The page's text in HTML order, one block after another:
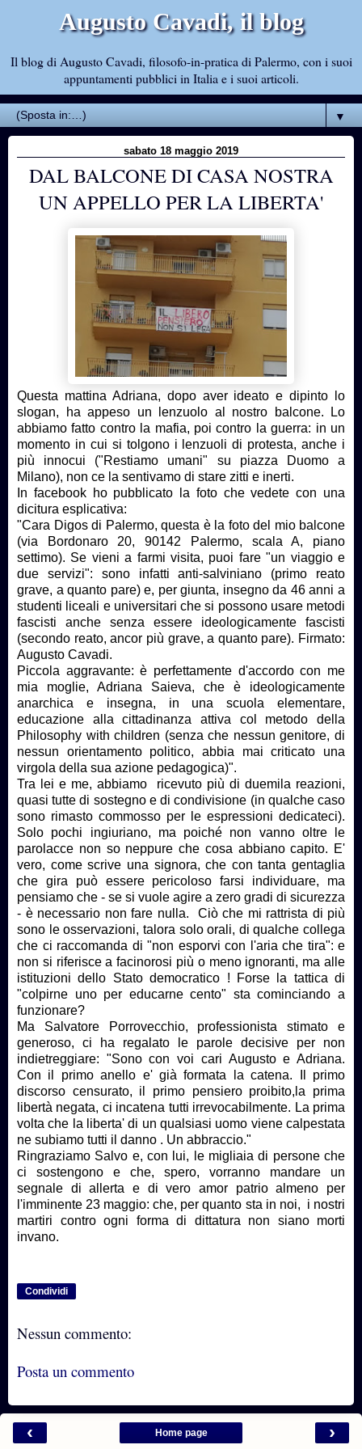
Augusto Cavadi, il blog
Il blog di Augusto Cavadi, filosofo-in-pratica di Palermo, con i suoi
appuntamenti pubblici in Italia e i suoi articoli.
▼
sabato 18 maggio 2019
DAL BALCONE DI CASA NOSTRA
UN APPELLO PER LA LIBERTA'
Questa mattina Adriana, dopo aver ideato e dipinto lo
slogan, ha appeso un lenzuolo al nostro balcone. Lo
abbiamo fatto contro la mafia, poi contro la guerra: in un
momento in cui si tolgono i lenzuoli di protesta, anche i
più innocui ("Restiamo umani" su piazza Duomo a
Milano), non ce la sentivamo di stare zitti e inerti.
In facebook ho pubblicato la foto che vedete con una
dicitura esplicativa:
"Cara Digos di Palermo, questa è la foto del mio balcone
(via Bordonaro 20, 90142 Palermo, scala A, piano
settimo). Se vieni a farmi visita, puoi fare "un viaggio e
due servizi": sono infatti anti-salviniano (primo reato
grave, a quanto pare) e, per giunta, insegno da 46 anni a
studenti liceali e universitari che si possono usare metodi
fascisti anche senza essere ideologicamente fascisti
(secondo reato, ancor più grave, a quanto pare). Firmato:
Augusto Cavadi.
Piccola aggravante: è perfettamente d'accordo con me
mia moglie, Adriana Saieva, che è ideologicamente
anarchica e insegna, in una scuola elementare,
educazione alla cittadinanza attiva col metodo della
Philosophy with children (senza che nessun genitore, di
nessun orientamento politico, abbia mai criticato una
virgola della sua azione pedagogica)".
Tra lei e me, abbiamo ricevuto più di duemila reazioni,
quasi tutte di sostegno e di condivisione (in qualche caso
sono rimasto commosso per le espressioni dedicateci).
Solo pochi ingiuriano, ma poiché non vanno oltre le
parolacce non so neppure che cosa abbiano capito. E'
vero, come scrive una signora, che con tanta gentaglia
che gira può essere pericoloso farsi individuare, ma
pensiamo che - se si vuole agire a zero gradi di sicurezza
- è necessario non fare nulla. Ciò che mi rattrista di più
sono le osservazioni, talora solo orali, di qualche collega
che ci raccomanda di "non esporvi con l'aria che tira": e
non si riferisce a facinorosi più o meno ignoranti, ma alle
istituzioni dello Stato democratico ! Forse la tattica di
"colpirne uno per educarne cento" sta cominciando a
funzionare?
Ma Salvatore Porrovecchio, professionista stimato e
generoso, ci ha regalato le parole decisive per non
indietreggiare: "Sono con voi cari Augusto e Adriana.
Con il primo anello e' già formata la catena. Il primo
discorso censurato, il primo pensiero proibito,la prima
libertà negata, ci incatena tutti irrevocabilmente. La prima
volta che la liberta' di un qualsiasi uomo viene calpestata
ne subiamo tutti il danno . Un abbraccio."
Ringraziamo Salvo e, con lui, le migliaia di persone che
ci sostengono e che, spero, vorranno mandare un
segnale di allerta e di vero amor patrio almeno per
l'imminente 23 maggio: che, per quanto sta in noi, i nostri
martiri contro ogni forma di dittatura non siano morti
invano.
Condividi
Nessun commento:
Posta un commento
‹ ›
Home page